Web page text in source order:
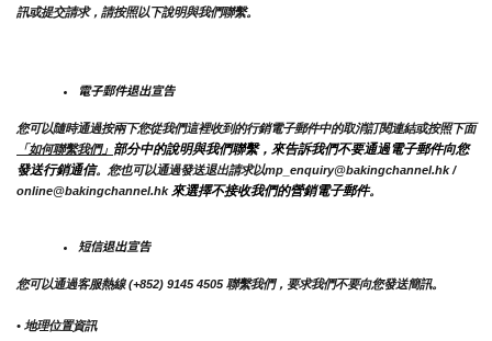
訊或提交請求，請按照以下說明與我們聯繫。
電子郵件退出宣告
您可以隨時通過按兩下您從我們這裡收到的行銷電子郵件中的取消訂閱連結或按照下面
「如何聯繫我們」 部分中的說明與我們聯繫，來告訴我們不要通過電子郵件向您
發送行銷通信。您也可以通過發送退出請求以mp_enquiry@bakingchannel.hk /
online@bakingchannel.hk 來選擇不接收我們的營銷電子郵件。
短信退出宣告
您可以通過客服熱線 (+852) 9145 4505 聯繫我們，要求我們不要向您發送簡訊。
• 地理位置資訊